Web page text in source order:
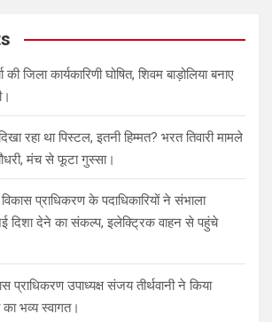
की जिला कार्यकारिणी घोषित, शिवम बाड़ोलिया बनाए
रहा था पिस्टल, इतनी हिम्मत? भरत तिवारी मामले
मंच से फूटा गुस्सा।
प्राधिकरण के पदाधिकारियों ने संभाला
दिशा देने का संकल्प, इलेक्ट्रिक वाहन से पहुंचे
प्राधिकरण उपाध्यक्ष संजय तीर्थवानी ने किया
भव्य स्वागत।